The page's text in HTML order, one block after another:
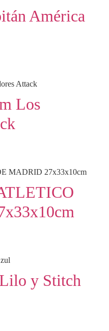
América
Los
y Stitch